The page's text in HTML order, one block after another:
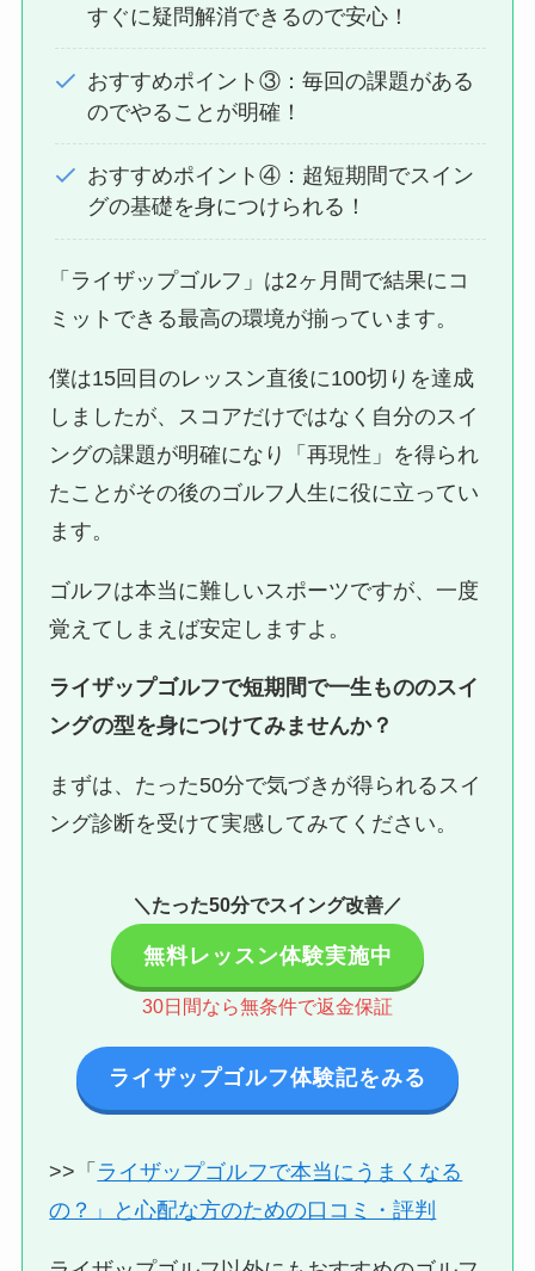
すぐに疑問解消できるので安心！
おすすめポイント③：毎回の課題がある
のでやることが明確！
おすすめポイント④：超短期間でスイン
グの基礎を身につけられる！
「ライザップゴルフ」は2ヶ月間で結果にコ
ミットできる最高の環境が揃っています。
僕は15回目のレッスン直後に100切りを達成
しましたが、スコアだけではなく自分のスイ
ングの課題が明確になり「再現性」を得られ
たことがその後のゴルフ人生に役に立ってい
ます。
ゴルフは本当に難しいスポーツですが、一度
覚えてしまえば安定しますよ。
ライザップゴルフで短期間で一生もののスイ
ングの型を身につけてみませんか？
まずは、たった50分で気づきが得られるスイ
ング診断を受けて実感してみてください。
＼たった50分でスイング改善／
無料レッスン体験実施中
30日間なら無条件で返金保証
ライザップゴルフ体験記をみる
>>「 ライザップゴルフで本当にうまくなる
の？」と心配な方のための口コミ・評判